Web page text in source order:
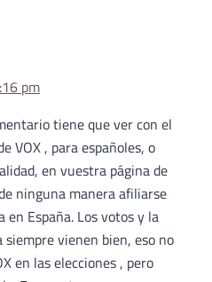
pm
tiene que ver con el
VOX , para españoles, o
en vuestra página de
ninguna manera afiliarse
España. Los votos y la
vienen bien, eso no
en las elecciones , pero